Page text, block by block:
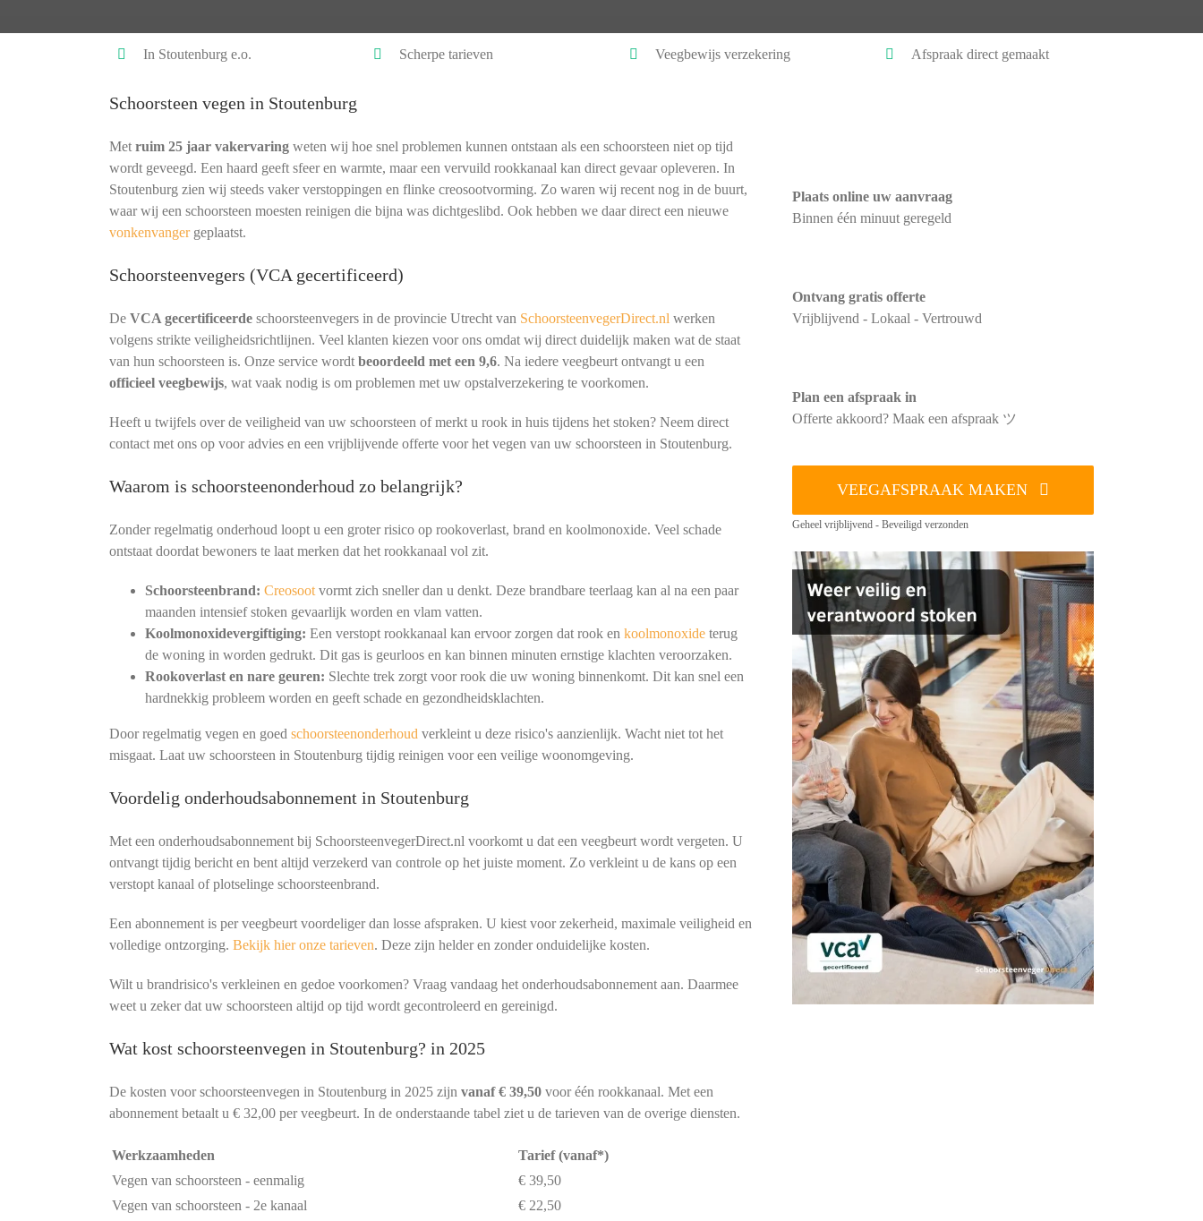
In Stoutenburg e.o. Scherpe tarieven Veegbewijs verzekering Afspraak direct gemaakt
Schoorsteen vegen in Stoutenburg
Met ruim 25 jaar vakervaringweten wij hoe snel problemen kunnen ontstaan als een schoorsteen niet op tijd
wordt geveegd. Een haard geeft sfeer en warmte, maar een vervuild rookkanaal kan direct gevaar opleveren. In
Stoutenburg zien wij steeds vaker verstoppingen en flinke creosootvorming. Zo waren wij recent nog in de buurt,
waar wij een schoorsteen moesten reinigen die bijna was dichtgeslibd. Ook hebben we daar direct een nieuwe
vonkenvangergeplaatst.
Schoorsteenvegers (VCA gecertificeerd)
De VCA gecertificeerdeschoorsteenvegers in de provincie Utrecht van SchoorsteenvegerDirect.nl werken
volgens strikte veiligheidsrichtlijnen. Veel klanten kiezen voor ons omdat wij direct duidelijk maken wat de staat
van hun schoorsteen is. Onze service wordt beoordeeld met een 9,6. Na iedere veegbeurt ontvangt u een
officieel veegbewijs, wat vaak nodig is om problemen met uw opstalverzekering te voorkomen.
Heeft u twijfels over de veiligheid van uw schoorsteen of merkt u rook in huis tijdens het stoken? Neem direct
contact met ons op voor advies en een vrijblijvende offerte voor het vegen van uw schoorsteen in Stoutenburg.
Waarom is schoorsteenonderhoud zo belangrijk?
Zonder regelmatig onderhoud loopt u een groter risico op rookoverlast, brand en koolmonoxide. Veel schade
ontstaat doordat bewoners te laat merken dat het rookkanaal vol zit.
Schoorsteenbrand: Creosootvormt zich sneller dan u denkt. Deze brandbare teerlaag kan al na een paar
maanden intensief stoken gevaarlijk worden en vlam vatten.
Koolmonoxidevergiftiging: Een verstopt rookkanaal kan ervoor zorgen dat rook en koolmonoxideterug
de woning in worden gedrukt. Dit gas is geurloos en kan binnen minuten ernstige klachten veroorzaken.
Rookoverlast en nare geuren: Slechte trek zorgt voor rook die uw woning binnenkomt. Dit kan snel een
hardnekkig probleem worden en geeft schade en gezondheidsklachten.
Door regelmatig vegen en goed schoorsteenonderhoud verkleint u deze risico's aanzienlijk. Wacht niet tot het
misgaat. Laat uw schoorsteen in Stoutenburg tijdig reinigen voor een veilige woonomgeving.
Voordelig onderhoudsabonnement in Stoutenburg
Met een onderhoudsabonnement bij SchoorsteenvegerDirect.nl voorkomt u dat een veegbeurt wordt vergeten. U
ontvangt tijdig bericht en bent altijd verzekerd van controle op het juiste moment. Zo verkleint u de kans op een
verstopt kanaal of plotselinge schoorsteenbrand.
Een abonnement is per veegbeurt voordeliger dan losse afspraken. U kiest voor zekerheid, maximale veiligheid en
volledige ontzorging. Bekijk hier onze tarieven. Deze zijn helder en zonder onduidelijke kosten.
Wilt u brandrisico's verkleinen en gedoe voorkomen? Vraag vandaag het onderhoudsabonnement aan. Daarmee
weet u zeker dat uw schoorsteen altijd op tijd wordt gecontroleerd en gereinigd.
Wat kost schoorsteenvegen in Stoutenburg? in 2025
De kosten voor schoorsteenvegen in Stoutenburg in 2025 zijn vanaf € 39,50voor één rookkanaal. Met een
abonnement betaalt u € 32,00 per veegbeurt. In de onderstaande tabel ziet u de tarieven van de overige diensten.
Werkzaamheden
Tarief (vanaf*)
Vegen van schoorsteen - eenmalig
€ 39,50
Vegen van schoorsteen - 2e kanaal
€ 22,50
Plaats online uw aanvraag
Binnen één minuut geregeld
Ontvang gratis offerte
Vrijblijvend - Lokaal - Vertrouwd
Plan een afspraak in
Offerte akkoord? Maak een afspraak ツ
VEEGAFSPRAAK MAKEN
Geheel vrijblijvend - Beveiligd verzonden